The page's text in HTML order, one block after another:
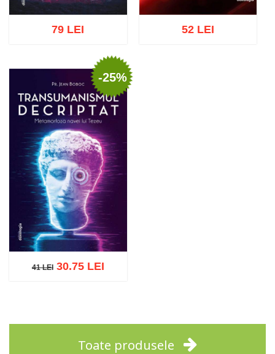
Adaugă în coș Wishlist
79 LEI 52 LEI
-25%
41 LEI
41 LEI30.75 LEI
Toate produsele